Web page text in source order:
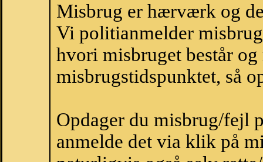
Misbrug er hærværk og
Vi politianmelder
hvori misbruget består
misbrugstidspunktet, så
Opdager du misbrug/fejl
anmelde det via klik på